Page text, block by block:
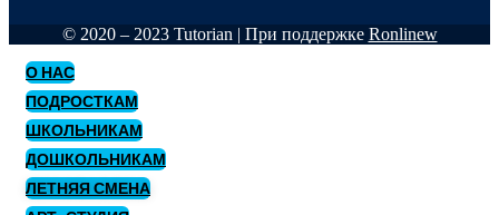
© 2020 – 2023 Tutorian | При поддержке Ronlinew
О НАС
ПОДРОСТКАМ
ШКОЛЬНИКАМ
ДОШКОЛЬНИКАМ
ЛЕТНЯЯ СМЕНА